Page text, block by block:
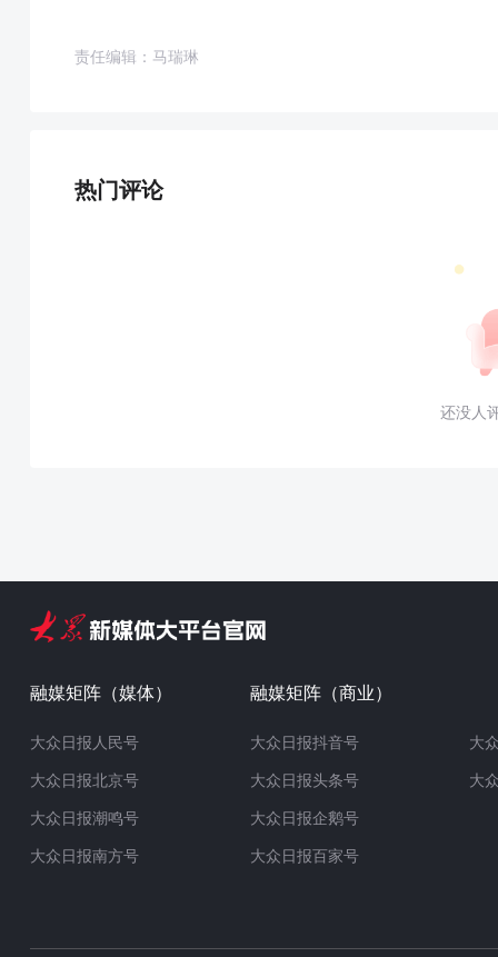
责任编辑：马瑞琳
热门评论
还没人
融媒矩阵（媒体）
大众日报人民号
大众日报北京号
大众日报潮鸣号
大众日报南方号
融媒矩阵（商业）
大众日报抖音号
大众日报头条号
大众日报企鹅号
大众日报百家号
大
大